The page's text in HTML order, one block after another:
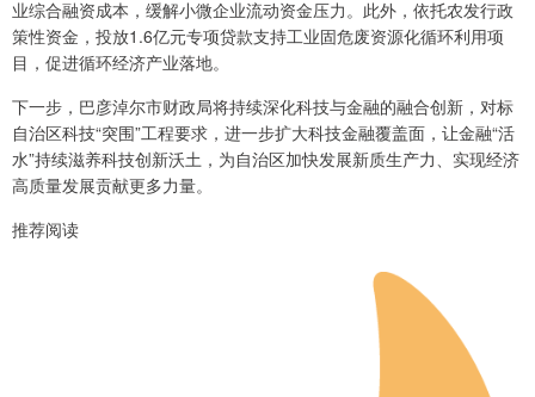
业综合融资成本，缓解小微企业流动资金压力。此外，依托农发行政
策性资金，投放1.6亿元专项贷款支持工业固危废资源化循环利用项
目，促进循环经济产业落地。
下一步，巴彦淖尔市财政局将持续深化科技与金融的融合创新，对标
自治区科技“突围”工程要求，进一步扩大科技金融覆盖面，让金融“活
水”持续滋养科技创新沃土，为自治区加快发展新质生产力、实现经济
高质量发展贡献更多力量。
推荐阅读